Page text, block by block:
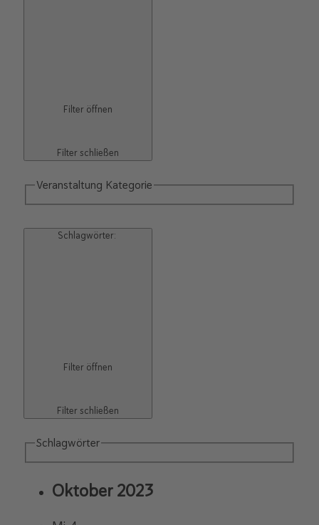
Filter öffnen
Filter schließen
Veranstaltung Kategorie
Schlagwörter:
Filter öffnen
Filter schließen
Schlagwörter
Oktober 2023